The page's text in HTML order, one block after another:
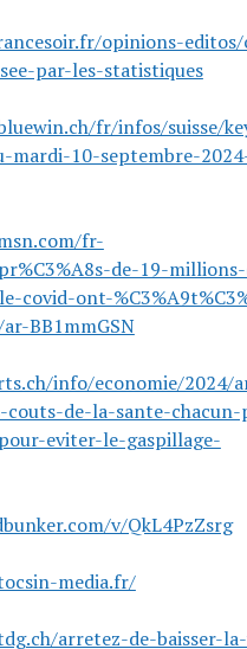
opinions-
par-les-statistiques
fr/infos/suisse/
mardi-10-septembre-
fr-
de-19-
covid-ont-
BB1mmGSN
info/economie/2024/
de-la-sante-chacun-
eviter-le-gaspillage-
v/QkL4PzZsrg
media.fr/
arretez-de-baisser-